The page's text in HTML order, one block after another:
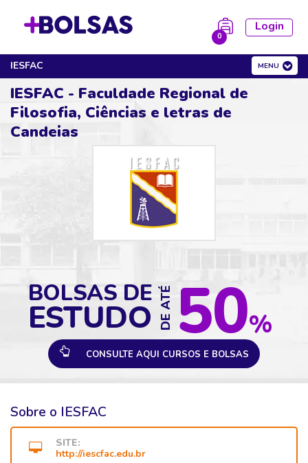
0
está vazia!
Login
MENU
IESFAC
Cursos
FIES
IESFAC - Faculdade Regional de
Filosofia, Ciências e letras de
Candeias
BOLSAS DE
ESTUDO DE ATÉ 50%
CONSULTE AQUI CURSOS E BOLSAS
Sobre o IESFAC
SITE:
http://iescfac.edu.br